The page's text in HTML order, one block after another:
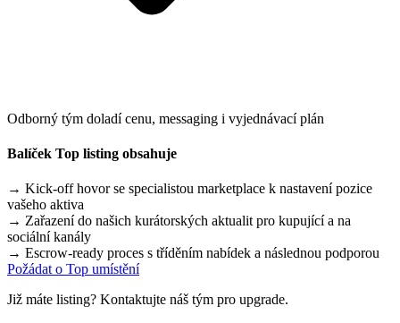
Odborný tým doladí cenu, messaging i vyjednávací plán
Balíček Top listing obsahuje
→ Kick-off hovor se specialistou marketplace k nastavení pozice
vašeho aktiva
→ Zařazení do našich kurátorských aktualit pro kupující a na
sociální kanály
→ Escrow-ready proces s tříděním nabídek a následnou podporou
Požádat o Top umístění
Již máte listing? Kontaktujte náš tým pro upgrade.